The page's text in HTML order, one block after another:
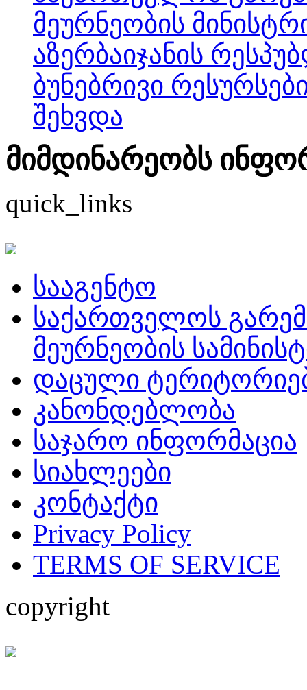
მეურნეობის
აზერბაიჯანის
ბუნებრივი
შეხვდა
მიმდინარეობს
quick_links
სააგენტო
საქართველოს
მეურნეობის
დაცული
კანონდებლობა
საჯარო ინფორმაცია
სიახლეები
კონტაქტი
Privacy Policy
TERMS OF SERVICE
copyright